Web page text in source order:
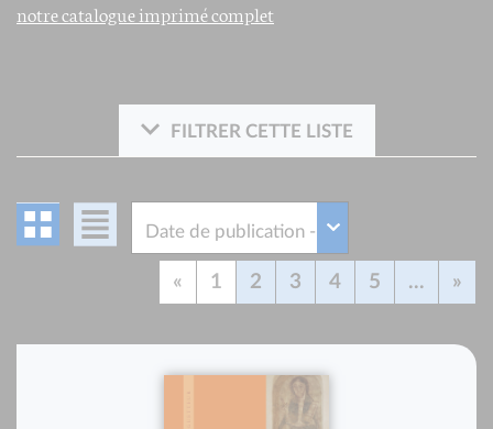
notre catalogue imprimé complet
FILTRER CETTE LISTE
« 1 2 3 4 5 ... »